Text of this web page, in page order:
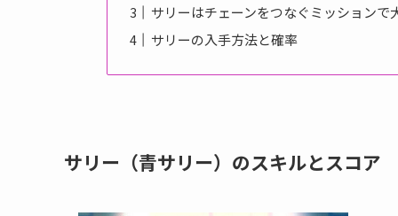
サリーはチェーンをつなぐミッションで
サリーの入手方法と確率
サリー（青サリー）のスキルとスコア